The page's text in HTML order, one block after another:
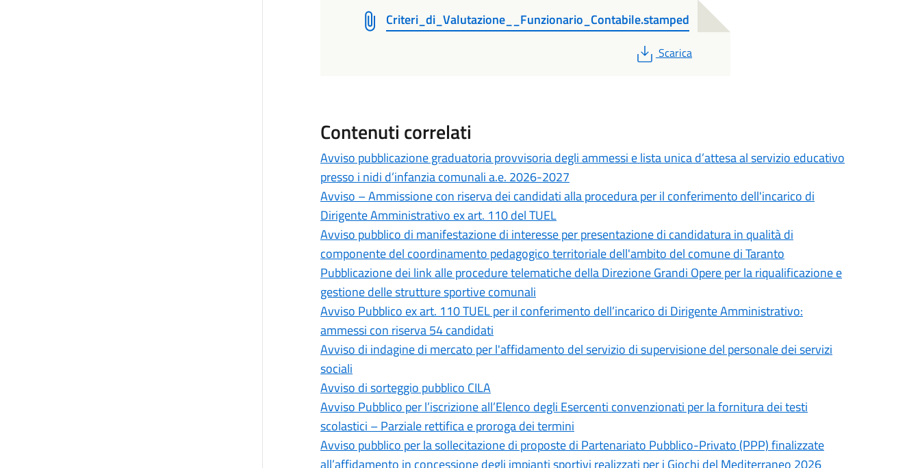
Criteri_di_Valutazione__Funzionario_Contabile.stamped
PDF
Scarica
Contenuti correlati
Avviso pubblicazione graduatoria provvisoria degli ammessi e lista unica d’attesa al servizio educativo
presso i nidi d’infanzia comunali a.e. 2026-2027
Avviso – Ammissione con riserva dei candidati alla procedura per il conferimento dell'incarico di
Dirigente Amministrativo ex art. 110 del TUEL
Avviso pubblico di manifestazione di interesse per presentazione di candidatura in qualità di
componente del coordinamento pedagogico territoriale dell'ambito del comune di Taranto
Pubblicazione dei link alle procedure telematiche della Direzione Grandi Opere per la riqualificazione e
gestione delle strutture sportive comunali
Avviso Pubblico ex art. 110 TUEL per il conferimento dell’incarico di Dirigente Amministrativo:
ammessi con riserva 54 candidati
Avviso di indagine di mercato per l'affidamento del servizio di supervisione del personale dei servizi
sociali
Avviso di sorteggio pubblico CILA
Avviso Pubblico per l’iscrizione all’Elenco degli Esercenti convenzionati per la fornitura dei testi
scolastici – Parziale rettifica e proroga dei termini
Avviso pubblico per la sollecitazione di proposte di Partenariato Pubblico-Privato (PPP) finalizzate
all’affidamento in concessione degli impianti sportivi realizzati per i Giochi del Mediterraneo 2026